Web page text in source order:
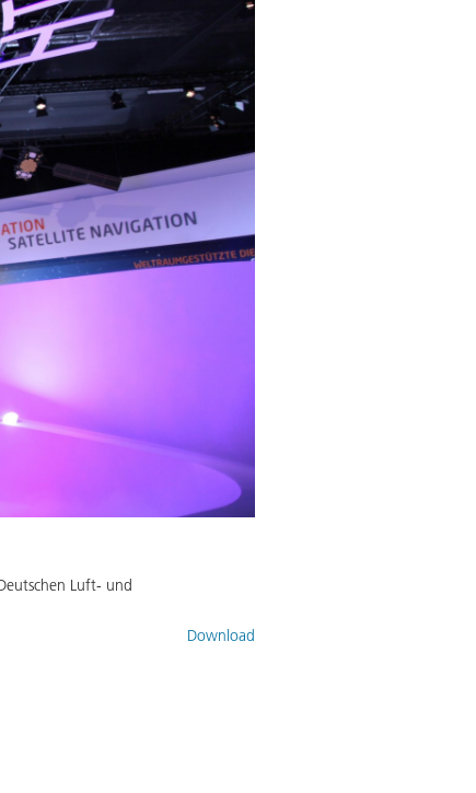
Luft- und
Download